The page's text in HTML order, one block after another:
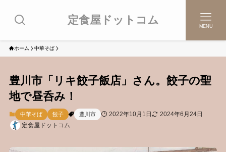
定食屋ドットコム MENU
ホーム 中華そば
豊川市「リキ餃子飯店」さん。餃子の聖
地で昼呑み！
中華そば 餃子 豊川市 2022年10月1日
2024年6月24日
定食屋ドットコム